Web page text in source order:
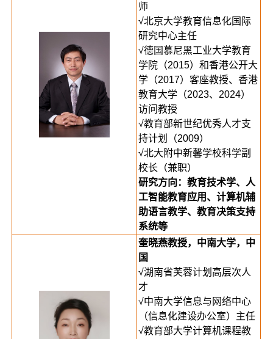
师
√北京大学教育信息化国际
研究中心主任
√德国慕尼黑工业大学教育
学院（2015）和香港公开大
学（2017）客座教授、香港
教育大学（2023、2024）
访问教授
√教育部新世纪优秀人才支
持计划（2009）
√北大附中新馨学校科学副
校长（兼职）
研究方向：教育技术学、人
工智能教育应用、计算机辅
助语言教学、教育决策支持
系统等
奎晓燕教授，中南大学，中
国
√湖南省芙蓉计划高层次人
才
√中南大学信息与网络中心
（信息化建设办公室）主任
√教育部大学计算机课程教